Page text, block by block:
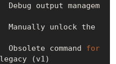
Debug output managem
Obsolete command
for
(v1)